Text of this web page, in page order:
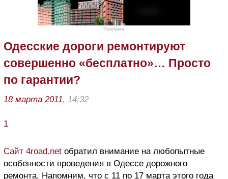
Реклама
Одесские дороги ремонтируют
совершенно «бесплатно»… Просто
по гарантии?
18 марта 2011, 14:32
1
Сайт 4road.net обратил внимание на любопытные
особенности проведения в Одессе дорожного
ремонта. Напомним, что с 11 по 17 марта этого года